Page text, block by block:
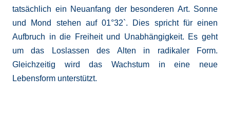
tatsächlich ein Neuanfang der besonderen Art. Sonne
und Mond stehen auf 01°32`. Dies spricht für einen
Aufbruch in die Freiheit und Unabhängigkeit. Es geht
um das Loslassen des Alten in radikaler Form.
Gleichzeitig wird das Wachstum in eine neue
Lebensform unterstützt.